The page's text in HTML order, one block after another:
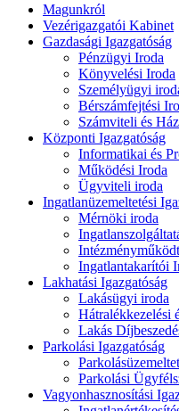
Magunkról
Vezérigazgatói Kabinet
Gazdasági Igazgatóság
Pénzügyi Iroda
Könyvelési Iroda
Személyügyi
Bérszámfejtési
Számviteli és
Központi Igazgatóság
Informatikai és
Működési Iroda
Ügyviteli iroda
Ingatlanüzemeltetési
Mérnöki iroda
Ingatlantakarítói
Lakhatási Igazgatóság
Lakásügyi iroda
Hátralékkezelési
Lakás
Parkolási Igazgatóság
Parkolási
Vagyonhasznosítási